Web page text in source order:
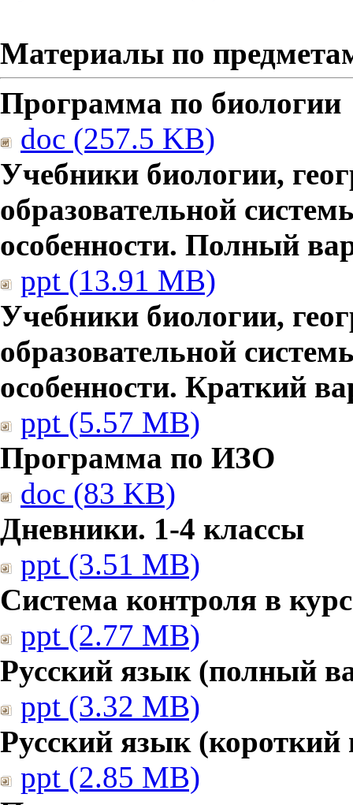
Материалы по
Программа по биологии
doc (257.5 KB)
Учебники биологии,
образовательной
особенности. Полный
ppt (13.91 MB)
Учебники биологии,
образовательной
особенности. Краткий
ppt (5.57 MB)
Программа по ИЗО
doc (83 KB)
Дневники. 1-4 классы
ppt (3.51 MB)
Система контроля в
ppt (2.77 MB)
Русский язык (полный
ppt (3.32 MB)
Русский язык (короткий
ppt (2.85 MB)